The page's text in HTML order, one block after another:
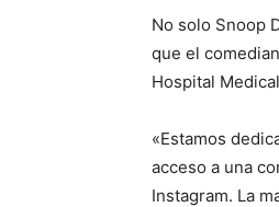
No solo Snoop
que el
Hospital
«Estamos
acceso a una
Instagram. La